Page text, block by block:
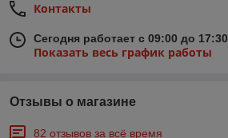
Контакты
Сегодня работает с 09:00 до 17:30
Показать весь график работы
Отзывы о магазине
82 отзывов за всё время